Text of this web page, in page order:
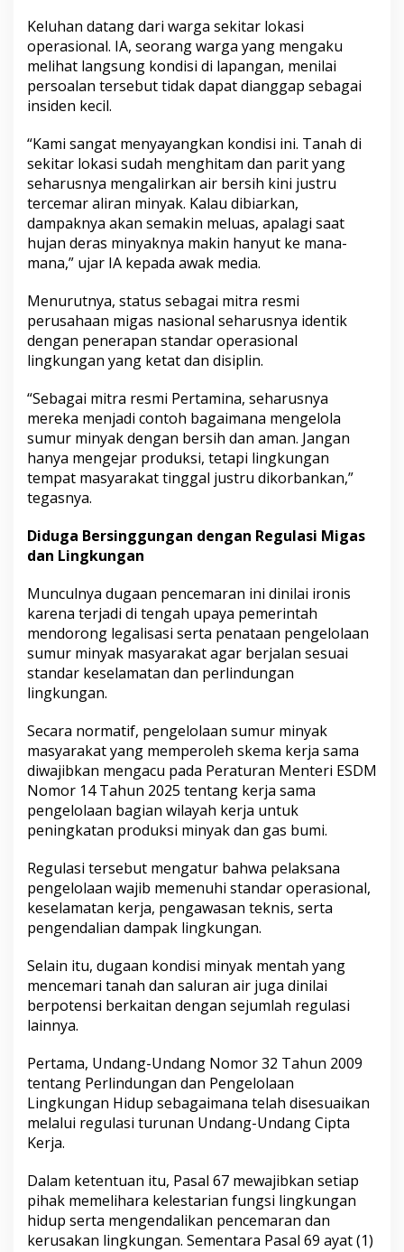
M
n
g
a
k
e
P
a
r
i
Keluhan datang dari warga sekitar lokasi
operasional. IA, seorang warga yang mengaku
melihat langsung kondisi di lapangan, menilai
persoalan tersebut tidak dapat dianggap sebagai
insiden kecil.
“Kami sangat menyayangkan kondisi ini. Tanah di
sekitar lokasi sudah menghitam dan parit yang
seharusnya mengalirkan air bersih kini justru
tercemar aliran minyak. Kalau dibiarkan,
dampaknya akan semakin meluas, apalagi saat
hujan deras minyaknya makin hanyut ke mana-
mana,” ujar IA kepada awak media.
Menurutnya, status sebagai mitra resmi
perusahaan migas nasional seharusnya identik
dengan penerapan standar operasional
lingkungan yang ketat dan disiplin.
“Sebagai mitra resmi Pertamina, seharusnya
mereka menjadi contoh bagaimana mengelola
sumur minyak dengan bersih dan aman. Jangan
hanya mengejar produksi, tetapi lingkungan
tempat masyarakat tinggal justru dikorbankan,”
tegasnya.
Diduga Bersinggungan dengan Regulasi Migas
dan Lingkungan
Munculnya dugaan pencemaran ini dinilai ironis
karena terjadi di tengah upaya pemerintah
mendorong legalisasi serta penataan pengelolaan
sumur minyak masyarakat agar berjalan sesuai
standar keselamatan dan perlindungan
lingkungan.
Secara normatif, pengelolaan sumur minyak
masyarakat yang memperoleh skema kerja sama
diwajibkan mengacu pada Peraturan Menteri ESDM
Nomor 14 Tahun 2025 tentang kerja sama
pengelolaan bagian wilayah kerja untuk
peningkatan produksi minyak dan gas bumi.
Regulasi tersebut mengatur bahwa pelaksana
pengelolaan wajib memenuhi standar operasional,
keselamatan kerja, pengawasan teknis, serta
pengendalian dampak lingkungan.
Selain itu, dugaan kondisi minyak mentah yang
mencemari tanah dan saluran air juga dinilai
berpotensi berkaitan dengan sejumlah regulasi
lainnya.
Pertama, Undang-Undang Nomor 32 Tahun 2009
tentang Perlindungan dan Pengelolaan
Lingkungan Hidup sebagaimana telah disesuaikan
melalui regulasi turunan Undang-Undang Cipta
Kerja.
Dalam ketentuan itu, Pasal 67 mewajibkan setiap
pihak memelihara kelestarian fungsi lingkungan
hidup serta mengendalikan pencemaran dan
kerusakan lingkungan. Sementara Pasal 69 ayat (1)